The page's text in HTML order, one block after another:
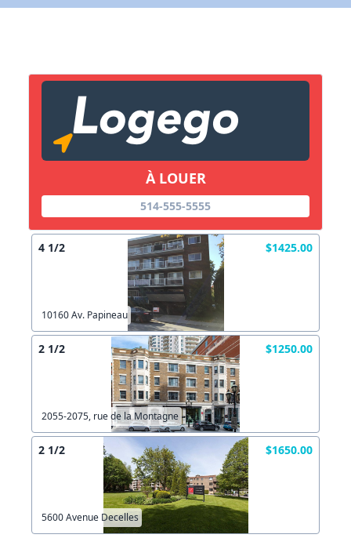
À LOUER
514-555-5555
4 1/2 $1425.00
10160 Av. Papineau
2 1/2 $1250.00
2055-2075, rue de la Montagne
2 1/2 $1650.00
5600 Avenue Decelles
X Fermer
Lien vers inscription (sera inclus dans courriel)
Copier lien
X Fermer Envoyez